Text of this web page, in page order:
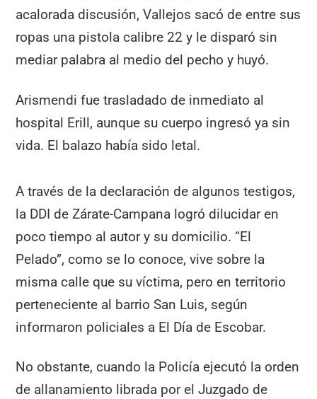
acalorada discusión, Vallejos sacó de entre sus
ropas una pistola calibre 22 y le disparó sin
mediar palabra al medio del pecho y huyó.
Arismendi fue trasladado de inmediato al
hospital Erill, aunque su cuerpo ingresó ya sin
vida. El balazo había sido letal.
A través de la declaración de algunos testigos,
la DDI de Zárate-Campana logró dilucidar en
poco tiempo al autor y su domicilio. “El
Pelado”, como se lo conoce, vive sobre la
misma calle que su víctima, pero en territorio
perteneciente al barrio San Luis, según
informaron policiales a El Día de Escobar.
No obstante, cuando la Policía ejecutó la orden
de allanamiento librada por el Juzgado de